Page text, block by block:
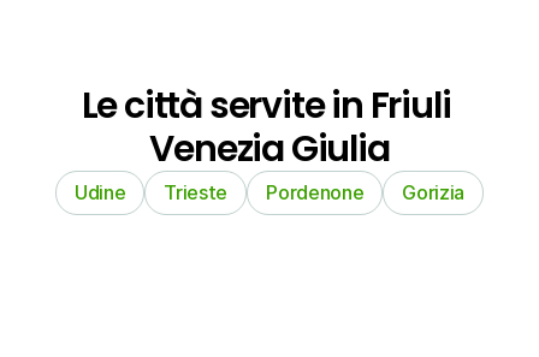
Le città servite in Friuli
Venezia Giulia
Udine Trieste Pordenone Gorizia